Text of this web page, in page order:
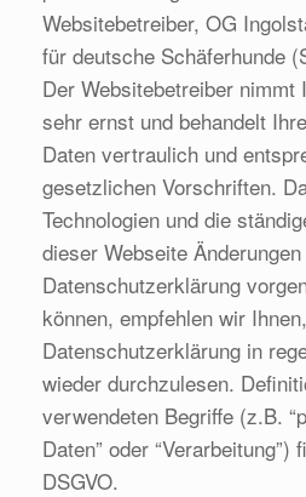
Websitebetreiber, OG
für deutsche Schäferhunde
Der Websitebetreiber nimmt
sehr ernst und behandelt
Daten vertraulich und
gesetzlichen Vorschriften.
Technologien und die
dieser Webseite
Datenschutzerklärung
können, empfehlen wir
Datenschutzerklärung in
wieder durchzulesen.
verwendeten Begriffe (z.B.
Daten” oder
DSGVO.